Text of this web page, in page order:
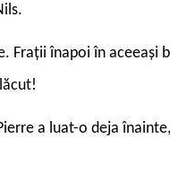
Frații înapoi în
a luat-o deja